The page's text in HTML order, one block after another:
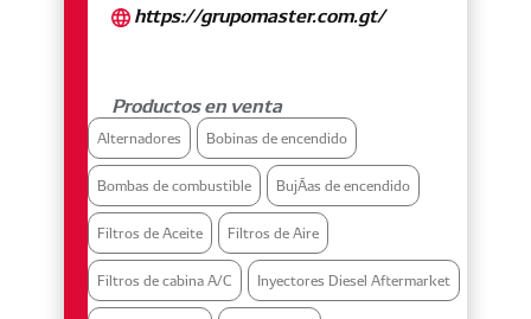
https://grupomaster.com.gt/
Productos en venta
Alternadores Bobinas de encendido
Bombas de combustible BujÃ­as de encendido
Filtros de Aceite Filtros de Aire
Filtros de cabina A/C Inyectores Diesel Aftermarket